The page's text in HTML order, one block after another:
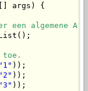
args) {
algemene
toe.
"1" ));
"2" ));
"3" ));